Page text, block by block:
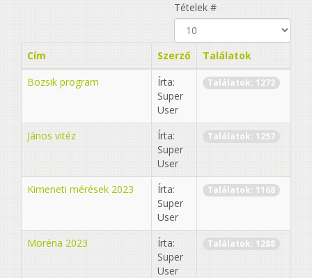
Tételek #
Cím Szerző
Találatok
Bozsik program
Írta:
Super
User
Találatok: 1272
János vitéz
Írta:
Super
User
Találatok: 1257
Kimeneti mérések 2023
Írta:
Super
User
Találatok: 1168
Moréna 2023
Írta:
Super
User
Találatok: 1288